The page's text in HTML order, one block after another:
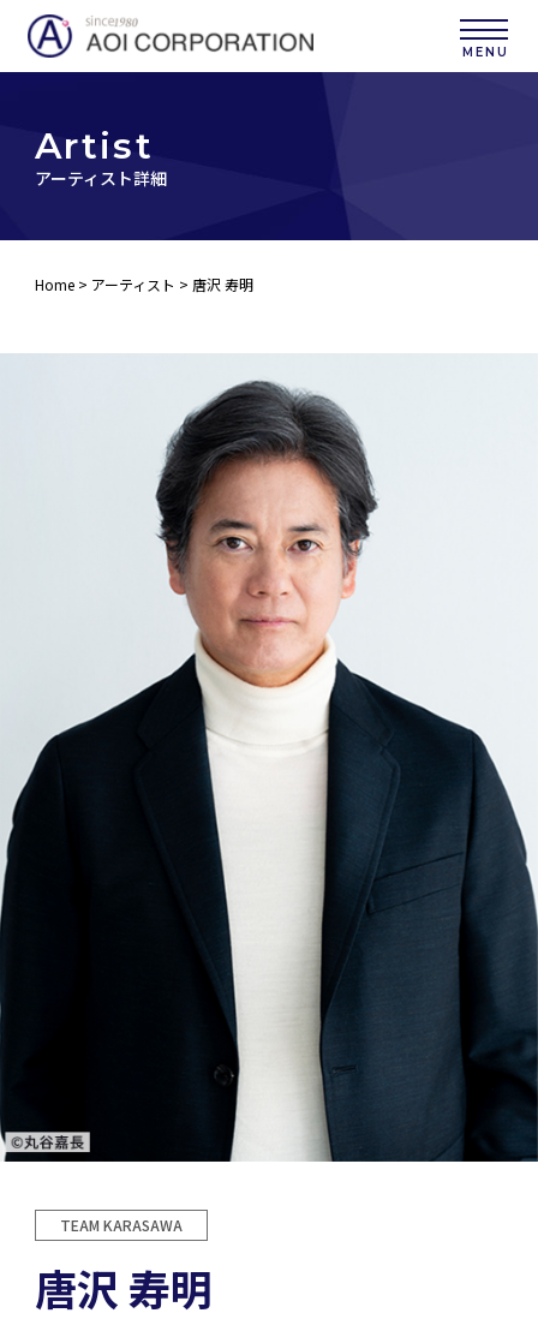
Artist
アーティスト詳細
Home> アーティスト > 唐沢 寿明
TEAM KARASAWA
唐沢 寿明